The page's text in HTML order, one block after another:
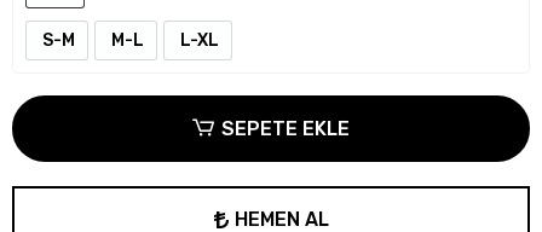
S-M M-L L-XL
SEPETE EKLE
HEMEN AL